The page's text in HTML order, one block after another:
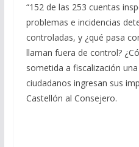
“152 de las 253 cuentas
problemas e incidencias
controladas, y ¿qué pasa
llaman fuera de control?
sometida a fiscalización
ciudadanos ingresan sus
Castellón al Consejero.